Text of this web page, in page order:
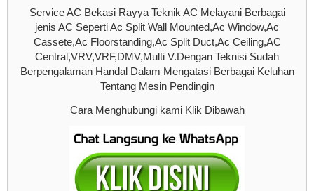
Service AC Bekasi Rayya Teknik AC Melayani Berbagai
jenis AC Seperti Ac Split Wall Mounted,Ac Window,Ac
Cassete,Ac Floorstanding,Ac Split Duct,Ac Ceiling,AC
Central,VRV,VRF,DMV,Multi V.Dengan Teknisi Sudah
Berpengalaman Handal Dalam Mengatasi Berbagai Keluhan
Tentang Mesin Pendingin
Cara Menghubungi kami Klik Dibawah